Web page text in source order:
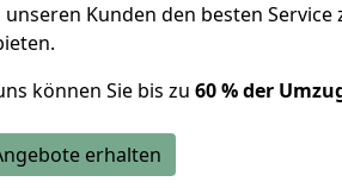
Kunden den besten Service
können Sie bis zu 60 % der
erhalten